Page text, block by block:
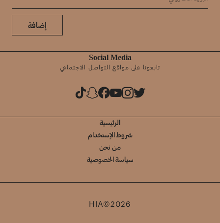
إضافة
Social Media
تابعونا على مواقع التواصل الاجتماعي
الرئيسية
شروط الإستخدام
من نحن
سياسة الخصوصية
HIA©2026